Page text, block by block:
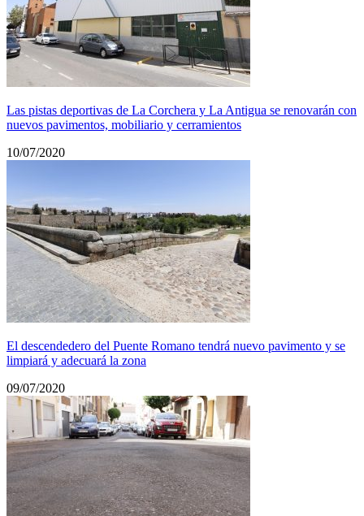
Las pistas deportivas de La Corchera y La Antigua se renovarán con
nuevos pavimentos, mobiliario y cerramientos
10/07/2020
El descendedero del Puente Romano tendrá nuevo pavimento y se
limpiará y adecuará la zona
09/07/2020